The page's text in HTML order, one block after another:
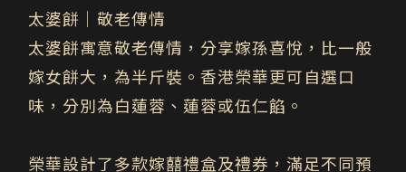
太婆餅｜敬老傳情
太婆餅寓意敬老傳情，分享嫁孫喜悅，比一般
嫁女餅大，為半斤裝。香港榮華更可自選口
味，分別為白蓮蓉、蓮蓉或伍仁餡。
榮華設計了多款嫁囍禮盒及禮券，滿足不同預